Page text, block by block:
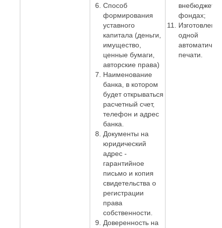
Способ
формирования
уставного
капитала (деньги,
имущество,
ценные бумаги,
авторские права)
Наименование
банка, в котором
будет открываться
расчетный счет,
телефон и адрес
банка.
Документы на
юридический
адрес -
гарантийное
письмо и копия
свидетельства о
регистрации
права
собственности.
Доверенность на
фондах;
одной
печати.